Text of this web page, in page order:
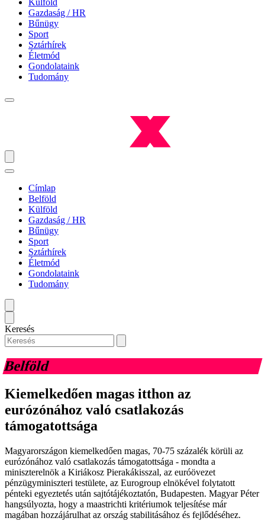
Külföld
Gazdaság / HR
Bűnügy
Sport
Sztárhírek
Életmód
Gondolataink
Tudomány
Címlap
Belföld
Külföld
Gazdaság / HR
Bűnügy
Sport
Sztárhírek
Életmód
Gondolataink
Tudomány
Keresés
Belföld
Kiemelkedően magas itthon az
eurózónához való csatlakozás
támogatottsága
Magyarországon kiemelkedően magas, 70-75 százalék körüli az
eurózónához való csatlakozás támogatottsága - mondta a
miniszterelnök a Kiriákosz Pierakákisszal, az euróövezet
pénzügyminiszteri testülete, az Eurogroup elnökével folytatott
pénteki egyeztetés után sajtótájékoztatón, Budapesten. Magyar Péter
hangsúlyozta, hogy a maastrichti kritériumok teljesítése már
magában hozzájárulhat az ország stabilitásához és fejlődéséhez.